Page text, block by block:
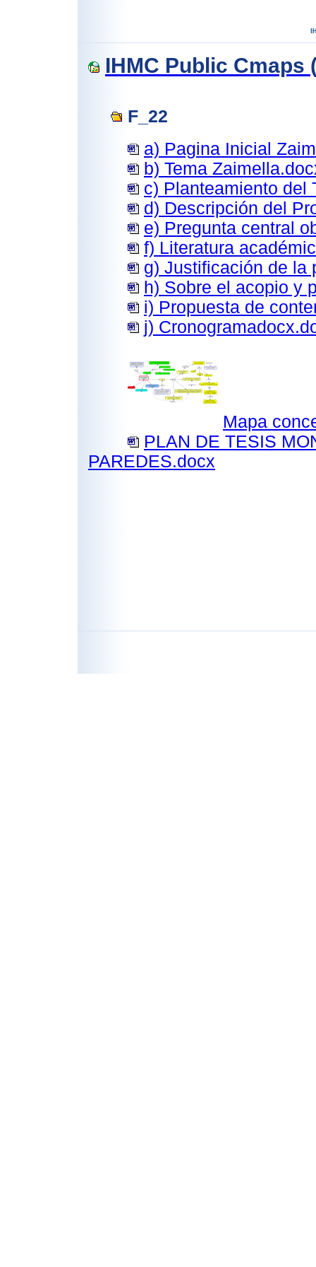
IHMC Public Cmaps
F_22
a) Pagina Inicial
b) Tema
c) Planteamiento del
d) Descripción del
e) Pregunta central
f) Literatura
g) Justificación de la
h) Sobre el acopio y
i) Propuesta de
j)
Mapa
PLAN DE TESIS
PAREDES.docx